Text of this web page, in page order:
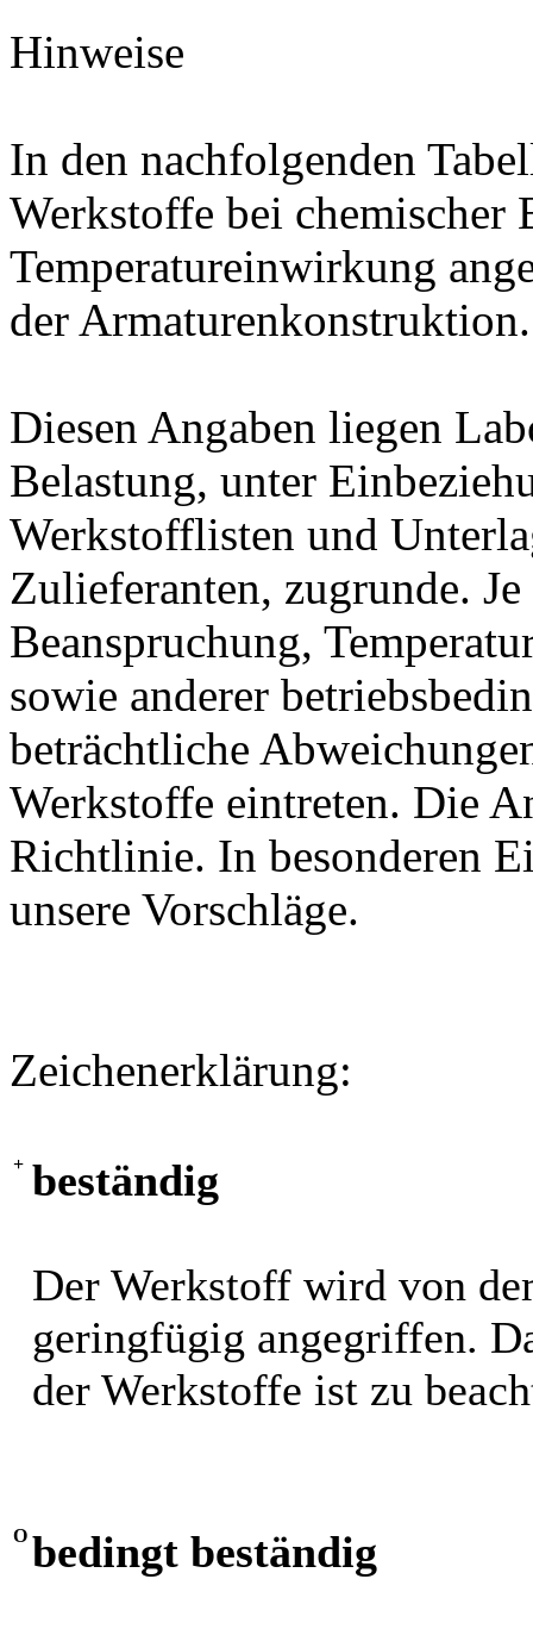
Hinweise
In den nachfolgenden
Werkstoffe bei chemischer
Temperatureinwirkung
der Armaturenkonstruktion.
Diesen Angaben liegen
Belastung, unter
Werkstofflisten und
Zulieferanten, zugrunde.
Beanspruchung,
sowie anderer
beträchtliche
Werkstoffe eintreten. Die
Richtlinie. In besonderen
unsere Vorschläge.
Zeichenerklärung:
+ beständig
Der Werkstoff wird von
geringfügig angegriffen.
der Werkstoffe ist zu
O bedingt beständig